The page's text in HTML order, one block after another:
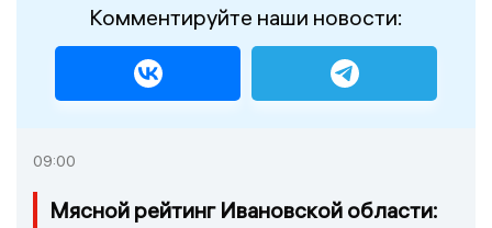
Комментируйте наши новости:
09:00
Мясной рейтинг Ивановской области: